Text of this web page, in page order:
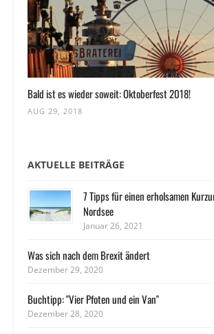
Bald ist es wieder soweit: Oktoberfest 2018!
AUG 29, 2018
AKTUELLE BEITRÄGE
7 Tipps für einen erholsamen
Nordsee
Januar 26, 2021
Was sich nach dem Brexit ändert
Dezember 29, 2020
Buchtipp: "Vier Pfoten und ein Van"
Dezember 28, 2020